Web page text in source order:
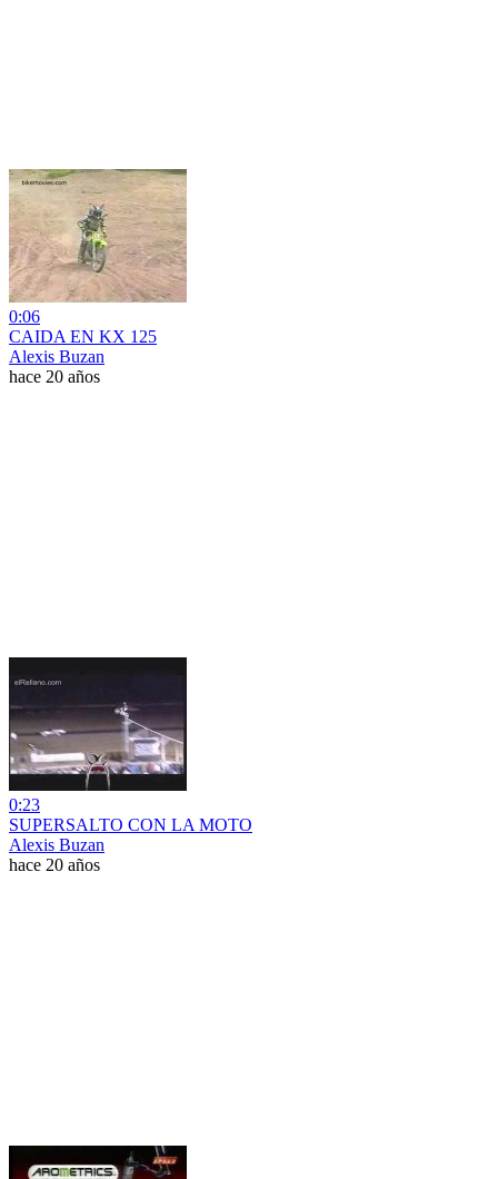
0:06
CAIDA EN KX 125
Alexis Buzan
hace 20 años
0:23
SUPERSALTO CON LA MOTO
Alexis Buzan
hace 20 años